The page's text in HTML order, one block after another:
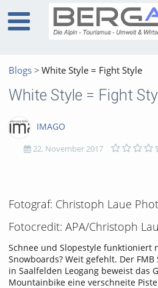
Blogs White Style = Fight Style
White Style = Fight
IMAGO
22. November 2017
Fotograf: Christoph Laue
Fotocredit: APA/Christoph
Schnee und Slopestyle funktioniert
Snowboards? Weit gefehlt. Der FMB
in Saalfelden Leogang beweist das
Mountainbike eine verschneite